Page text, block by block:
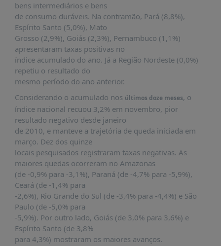
PRÊMIO
ABDE-
BID
PRÊMIO
ABDE
DE
JORNALISMO
+
CONTATO
bens intermediários e bens
de consumo duráveis. Na contramão, Pará (8,8%),
Espírito Santo (5,0%), Mato
Grosso (2,9%), Goiás (2,3%), Pernambuco (1,1%)
apresentaram taxas positivas no
índice acumulado do ano. Já a Região Nordeste (0,0%)
repetiu o resultado do
mesmo período do ano anterior.
Considerando o acumulado nos últimos doze meses, o
índice nacional recuou 3,2% em novembro, pior
resultado negativo desde janeiro
de 2010, e manteve a trajetória de queda iniciada em
março. Dez dos quinze
locais pesquisados registraram taxas negativas. As
maiores quedas ocorreram no Amazonas
(de -0,9% para -3,1%), Paraná (de -4,7% para -5,9%),
Ceará (de -1,4% para
-2,6%), Rio Grande do Sul (de -3,4% para -4,4%) e São
Paulo (de -5,0% para
-5,9%). Por outro lado, Goiás (de 3,0% para 3,6%) e
Espírito Santo (de 3,8%
para 4,3%) mostraram os maiores avanços.